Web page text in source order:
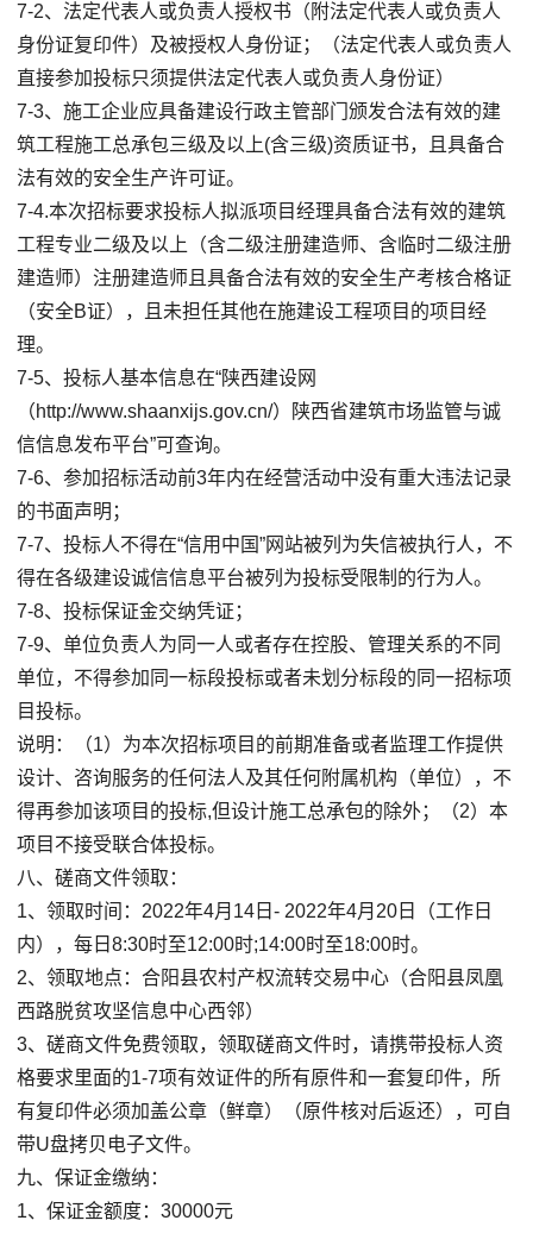
7-2、法定代表人或负责人授权书（附法定代表人或负责人
身份证复印件）及被授权人身份证；（法定代表人或负责人
直接参加投标只须提供法定代表人或负责人身份证）
7-3、施工企业应具备建设行政主管部门颁发合法有效的建
筑工程施工总承包三级及以上(含三级)资质证书，且具备合
法有效的安全生产许可证。
7-4.本次招标要求投标人拟派项目经理具备合法有效的建筑
工程专业二级及以上（含二级注册建造师、含临时二级注册
建造师）注册建造师且具备合法有效的安全生产考核合格证
（安全B证），且未担任其他在施建设工程项目的项目经
理。
7-5、投标人基本信息在“陕西建设网
（http://www.shaanxijs.gov.cn/）陕西省建筑市场监管与诚
信信息发布平台”可查询。
7-6、参加招标活动前3年内在经营活动中没有重大违法记录
的书面声明；
7-7、投标人不得在“信用中国”网站被列为失信被执行人，不
得在各级建设诚信信息平台被列为投标受限制的行为人。
7-8、投标保证金交纳凭证；
7-9、单位负责人为同一人或者存在控股、管理关系的不同
单位，不得参加同一标段投标或者未划分标段的同一招标项
目投标。
说明：（1）为本次招标项目的前期准备或者监理工作提供
设计、咨询服务的任何法人及其任何附属机构（单位），不
得再参加该项目的投标,但设计施工总承包的除外；（2）本
项目不接受联合体投标。
八、磋商文件领取：
1、领取时间：2022年4月14日- 2022年4月20日（工作日
内），每日8:30时至12:00时;14:00时至18:00时。
2、领取地点：合阳县农村产权流转交易中心（合阳县凤凰
西路脱贫攻坚信息中心西邻）
3、磋商文件免费领取，领取磋商文件时，请携带投标人资
格要求里面的1-7项有效证件的所有原件和一套复印件，所
有复印件必须加盖公章（鲜章）（原件核对后返还），可自
带U盘拷贝电子文件。
九、保证金缴纳：
1、保证金额度：30000元